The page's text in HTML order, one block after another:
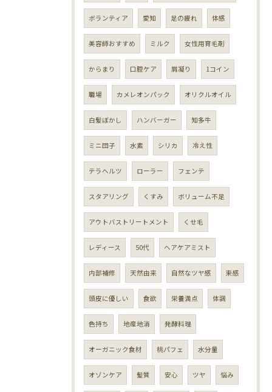
ボランティア 愛知 足の疲れ 体感
美容師おすすめ ミルク 女性用育毛剤
からまり 口腔ケア 肩凝り 1コイン
職場 カメレオンパック オリクルオイル
白髪ぼかし ハンバーガー 知多牛
ミニ団子 水素 シリカ 冷え性
テラヘルツ ローラー フェンテ
スタアリング くすみ ボリューム不足
アウトバストリートメント くせ毛
レディース 50代 ヘアケアミスト
内部補修 天然由来 自然なツヤ感 束感
頭皮に優しい 食欲 栄養満点 体調
色持ち 地産地消 発酵料理
オーガニック食材 桃パフェ 水分量
オゾンケア 髪質 安心 ツヤ 悩み